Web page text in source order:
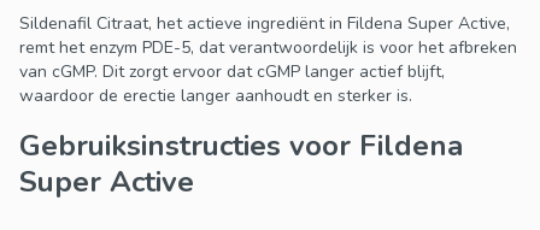
Sildenafil Citraat, het actieve ingrediënt in Fildena Super Active,
remt het enzym PDE-5, dat verantwoordelijk is voor het afbreken
van cGMP. Dit zorgt ervoor dat cGMP langer actief blijft,
waardoor de erectie langer aanhoudt en sterker is.
Gebruiksinstructies voor Fildena
Super Active